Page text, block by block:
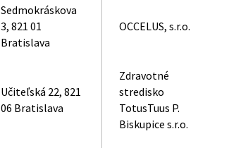
Sedmokráskova
3, 821 01
Bratislava
OCCELUS, s.r.o.
Učiteľská 22, 821
06 Bratislava
Zdravotné
stredisko
TotusTuus P.
Biskupice s.r.o.